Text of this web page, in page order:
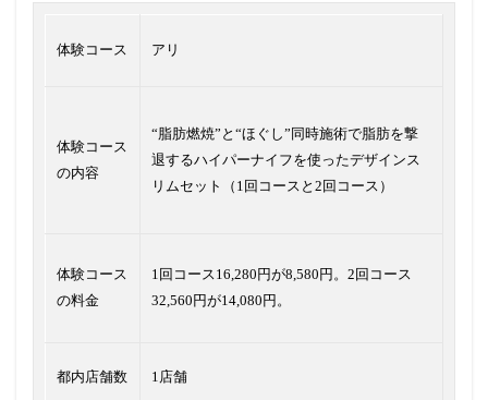
体験コース アリ
体験コース
の内容
“脂肪燃焼”と“ほぐし”同時施術で脂肪を撃
退するハイパーナイフを使ったデザインス
リムセット（1回コースと2回コース）
体験コース
の料金
1回コース16,280円が8,580円。2回コース
32,560円が14,080円。
都内店舗数 1店舗